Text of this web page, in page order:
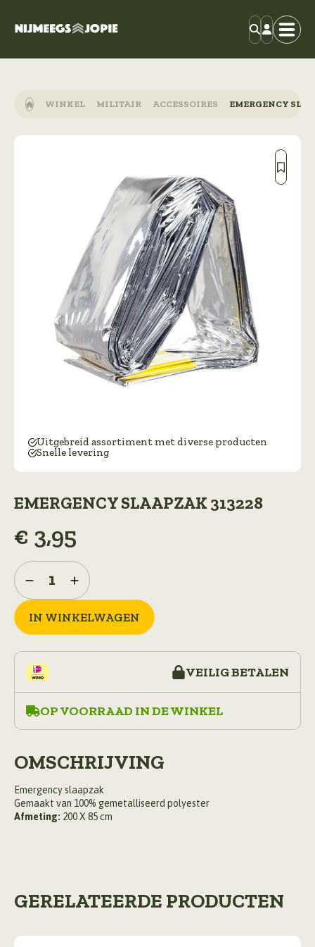
WINKEL MILITAIR ACCESSOIRES EMERGENCY
Uitgebreid assortiment met diverse producten
Snelle levering
EMERGENCY SLAAPZAK 313228
€ 3,95
Emergency
slaapzak
313228
aantal
IN WINKELWAGEN
VEILIG BETALEN
OP VOORRAAD IN DE WINKEL
OMSCHRIJVING
Emergency slaapzak
Gemaakt van 100% gemetalliseerd polyester
Afmeting: 200 X 85 cm
GERELATEERDE PRODUCTEN